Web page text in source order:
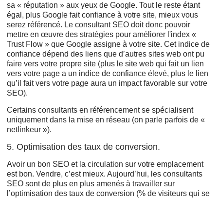
sa « réputation » aux yeux de Google. Tout le reste étant
égal, plus Google fait confiance à votre site, mieux vous
serez référencé. Le consultant SEO doit donc pouvoir
mettre en œuvre des stratégies pour améliorer l'index «
Trust Flow » que Google assigne à votre site. Cet indice de
confiance dépend des liens que d’autres sites web ont pu
faire vers votre propre site (plus le site web qui fait un lien
vers votre page a un indice de confiance élevé, plus le lien
qu’il fait vers votre page aura un impact favorable sur votre
SEO).
Certains consultants en référencement se spécialisent
uniquement dans la mise en réseau (on parle parfois de «
netlinkeur »).
5. Optimisation des taux de conversion.
Avoir un bon SEO et la circulation sur votre emplacement
est bon. Vendre, c’est mieux. Aujourd’hui, les consultants
SEO sont de plus en plus amenés à travailler sur
l’optimisation des taux de conversion (% de visiteurs qui se